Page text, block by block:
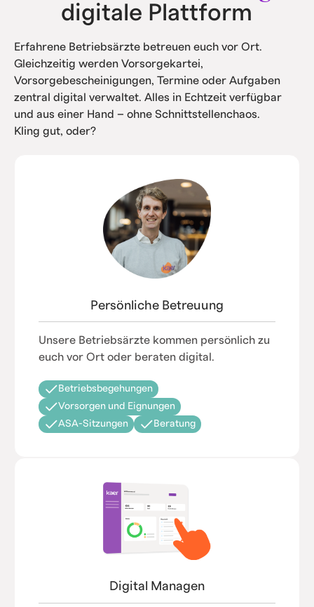
digitale Plattform
Erfahrene Betriebsärzte betreuen euch vor Ort.
Gleichzeitig werden Vorsorgekartei,
Vorsorgebescheinigungen, Termine oder Aufgaben
zentral digital verwaltet. Alles in Echtzeit verfügbar
und aus einer Hand – ohne Schnittstellenchaos.
Kling gut, oder?
Persönliche Betreuung
Unsere Betriebsärzte kommen persönlich zu
euch vor Ort oder beraten digital.
Betriebsbegehungen
Vorsorgen und Eignungen
ASA-Sitzungen
Beratung
Digital Managen